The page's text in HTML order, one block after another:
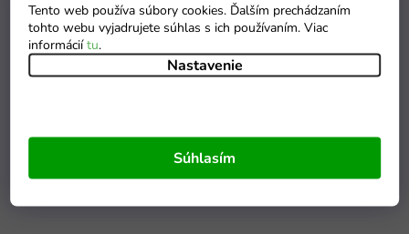
Tento web používa súbory cookies. Ďalším prechádzaním
tohto webu vyjadrujete súhlas s ich používaním. Viac
informáciítu.
Nastavenie
Súhlasím